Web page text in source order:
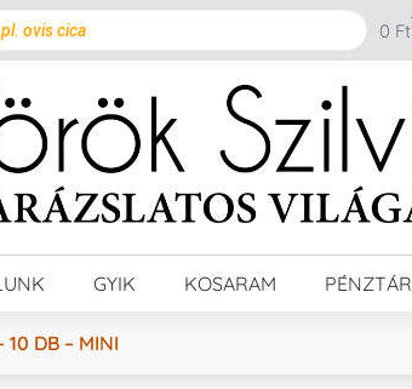
0 Ft
GYIK KOSARAM PÉNZTÁR
10 DB – MINI